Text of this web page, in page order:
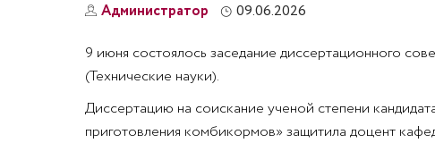
Администратор 09.06.2026
9 июня состоялось заседание диссертационного
(Технические науки).
Диссертацию на соискание ученой степени
приготовления комбикормов» защитила доцент